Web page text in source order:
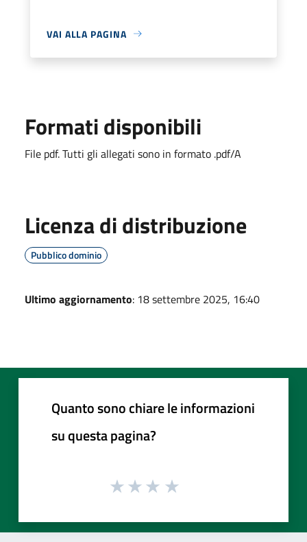
VAI ALLA PAGINA
Formati disponibili
File pdf. Tutti gli allegati sono in formato .pdf/A
Licenza di distribuzione
Pubblico dominio
Ultimo aggiornamento: 18 settembre 2025, 16:40
Quanto sono chiare le informazioni
su questa pagina?